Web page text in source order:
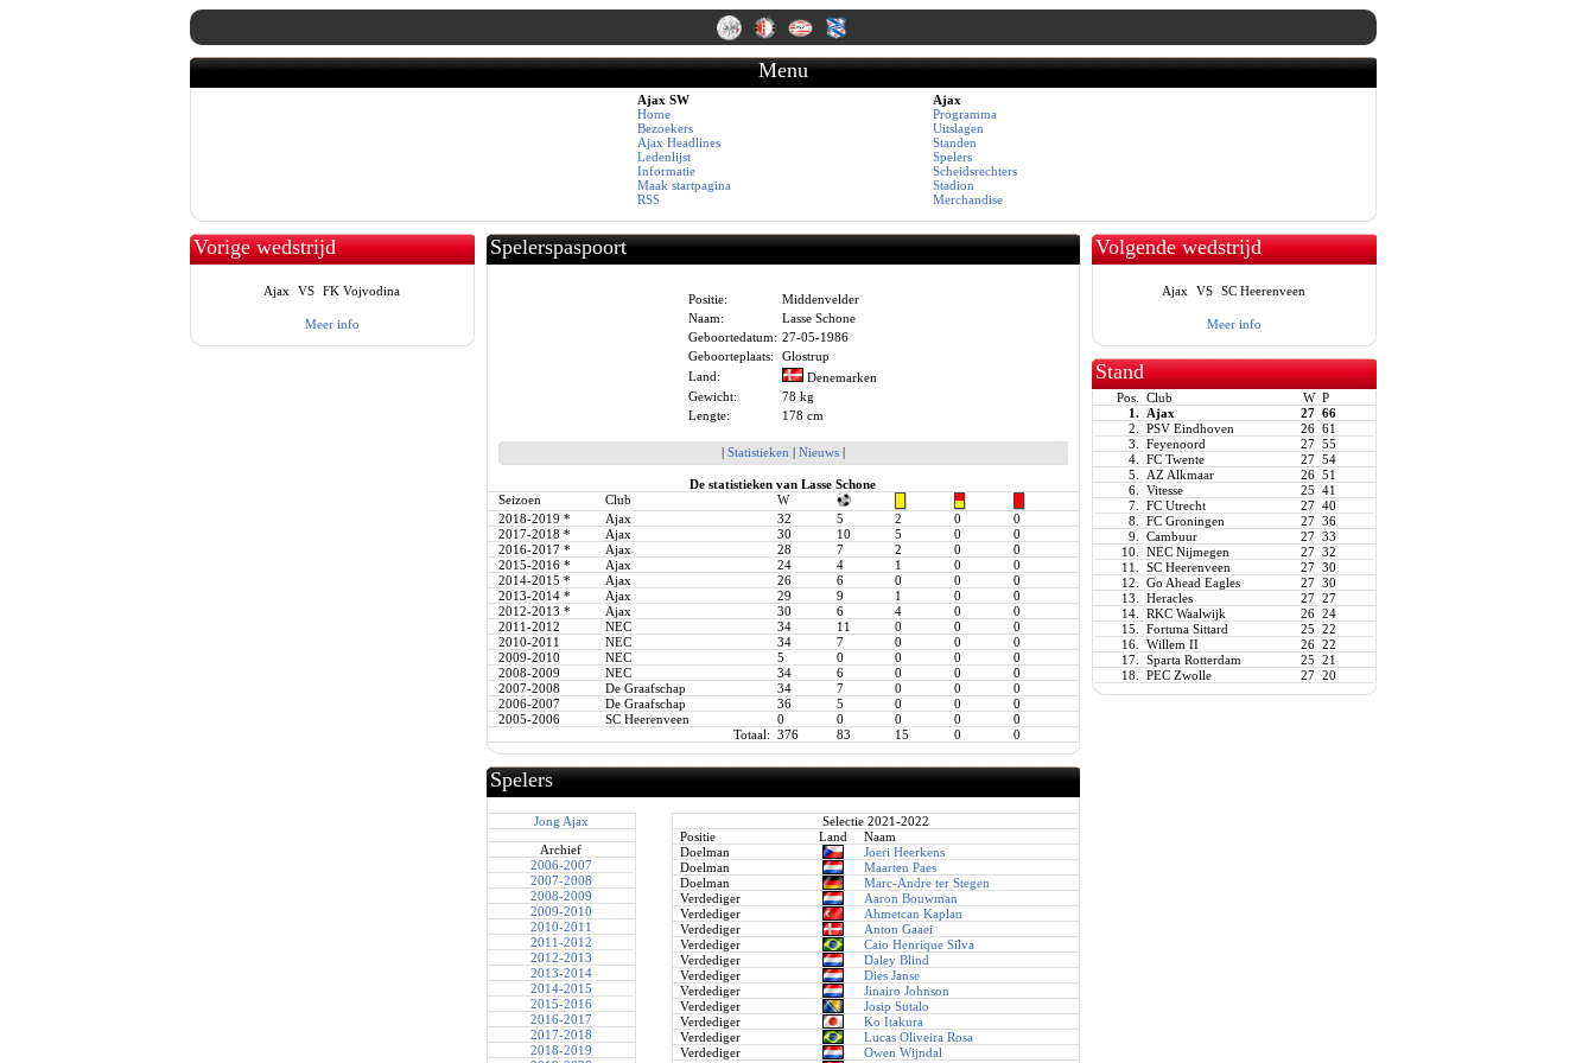
Menu
Ajax SW
Home
Bezoekers
Ajax Headlines
Ledenlijst
Informatie
Maak startpagina
RSS
Ajax
Programma
Uitslagen
Standen
Spelers
Scheidsrechters
Stadion
Merchandise
Vorige wedstrijd
Ajax VS FK Vojvodina
Meer info
Spelerspaspoort
Positie:
Middenvelder
Naam:
Lasse Schone
Geboortedatum: 27-05-1986
Geboorteplaats:
Glostrup
Land:
Denemarken
Gewicht:
78 kg
Lengte:
178 cm
| Statistieken | Nieuws|
De statistieken van Lasse Schone
Seizoen
Club
W
2018-2019 * Ajax 32 5 2 0
0
2017-2018 * Ajax 30 10 5 0
0
2016-2017 * Ajax 28 7 2 0
0
2015-2016 * Ajax 24 4 1 0
0
2014-2015 * Ajax 26 6 0 0
0
2013-2014 * Ajax 29 9 1 0
0
2012-2013 * Ajax 30 6 4 0
0
2011-2012
NEC 34 11 0 0
0
2010-2011
NEC 34 7 0 0
0
2009-2010
NEC 5 0 0 0
0
2008-2009
NEC 34 6 0 0
0
2007-2008
De Graafschap 34 7 0 0
0
2006-2007
De Graafschap 36 5 0 0
0
2005-2006
SC Heerenveen 0 0 0 0
0
Totaal: 376 83 15 0 0
Spelers
Jong Ajax
Archief
2006-2007
2007-2008
2008-2009
2009-2010
2010-2011
2011-2012
2012-2013
2013-2014
2014-2015
2015-2016
2016-2017
2017-2018
2018-2019
Selectie 2021-2022
Positie
Land
Naam
Doelman
Joeri Heerkens
Doelman
Maarten Paes
Doelman
Marc-Andre ter Stegen
Verdediger
Aaron Bouwman
Verdediger
Ahmetcan Kaplan
Verdediger
Anton Gaaei
Verdediger
Caio Henrique Silva
Verdediger
Daley Blind
Verdediger
Dies Janse
Verdediger
Jinairo Johnson
Verdediger
Josip Sutalo
Verdediger
Ko Itakura
Verdediger
Lucas Oliveira Rosa
Verdediger
Owen Wijndal
Volgende wedstrijd
Ajax VS SC Heerenveen
Meer info
Stand
Pos.Club W P
1. Ajax 27 66
2.PSV Eindhoven 26 61
3.Feyenoord 27 55
4.FC Twente 27 54
5. AZ Alkmaar 26 51
6.Vitesse 25 41
7.FC Utrecht 27 40
8.FC Groningen 27 36
9.Cambuur 27 33
10.NEC Nijmegen 27 32
11.SC Heerenveen 27 30
12.Go Ahead Eagles 27 30
13.Heracles 27 27
14.RKC Waalwijk 26 24
15.Fortuna Sittard 25 22
16.Willem II 26 22
17.Sparta Rotterdam 25 21
18.PEC Zwolle 27 20